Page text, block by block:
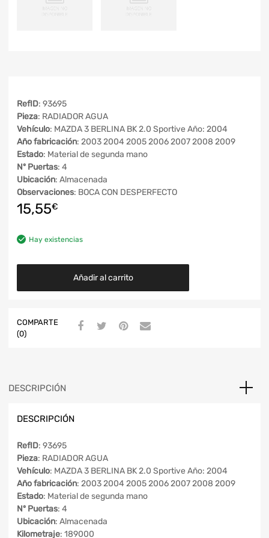
RefID: 93695
Pieza: RADIADOR AGUA
Vehículo: MAZDA 3 BERLINA BK 2.0 Sportive Año: 2004
Año fabricación: 2003 2004 2005 2006 2007 2008 2009
Estado: Material de segunda mano
Nº Puertas: 4
Ubicación: Almacenada
Observaciones: BOCA CON DESPERFECTO
15,55€
Hay existencias
Añadir al carrito
COMPARTE
(0)
DESCRIPCIÓN
DESCRIPCIÓN
RefID: 93695
Pieza: RADIADOR AGUA
Vehículo: MAZDA 3 BERLINA BK 2.0 Sportive Año: 2004
Año fabricación: 2003 2004 2005 2006 2007 2008 2009
Estado: Material de segunda mano
Nº Puertas: 4
Ubicación: Almacenada
Kilometraje: 189000